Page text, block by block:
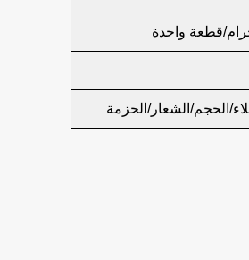
الحجم/الشعار/الحزمة